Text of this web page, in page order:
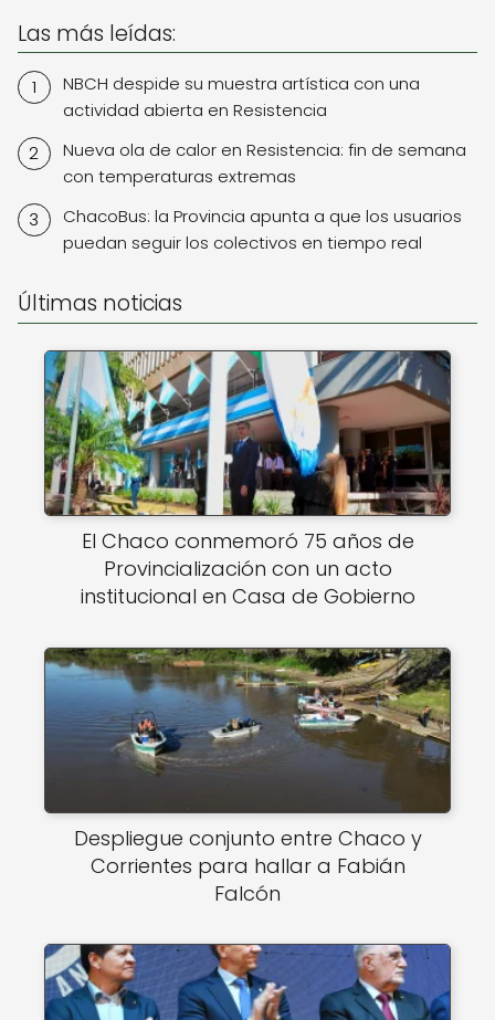
Las más leídas:
NBCH despide su muestra artística con una
actividad abierta en Resistencia
Nueva ola de calor en Resistencia: fin de semana
con temperaturas extremas
ChacoBus: la Provincia apunta a que los usuarios
puedan seguir los colectivos en tiempo real
Últimas noticias
El Chaco conmemoró 75 años de
Provincialización con un acto
institucional en Casa de Gobierno
Despliegue conjunto entre Chaco y
Corrientes para hallar a Fabián
Falcón